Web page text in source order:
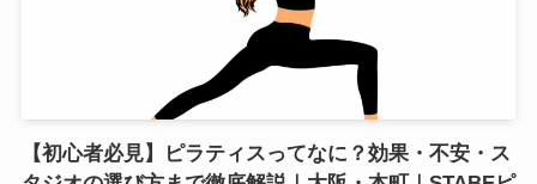
【初心者必見】ピラティスってなに？効果・不安・ス